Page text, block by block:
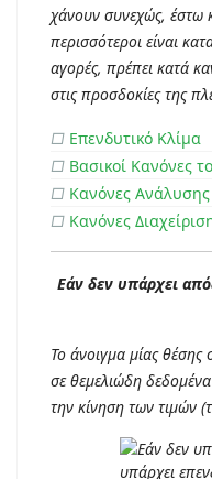
χάνουν συνεχώς, έστω
περισσότεροι είναι
αγορές, πρέπει κατά
στις προσδοκίες της
□ Επενδυτικό Κλίμα
□ Βασικοί Κανόνες
□ Κανόνες
□ Κανόνες
Εάν δεν υπάρχει
Το άνοιγμα μίας θέσης
σε θεμελιώδη
την κίνηση των τιμών